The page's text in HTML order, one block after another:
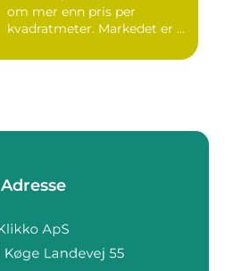
om mer enn pris per
kvadratmeter. Markedet er ...
Adresse